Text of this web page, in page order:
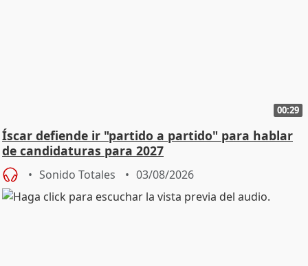
00:29
Íscar defiende ir "partido a partido" para hablar
de candidaturas para 2027
Sonido Totales 03/08/2026